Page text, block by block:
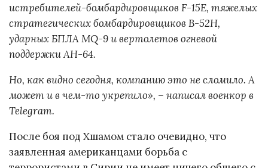
истребителей-бомбардировщиков F-15E, тяжелых
стратегических бомбардировщиков B-52H,
ударных БПЛА MQ-9 и вертолетов огневой
поддержки АН-64.
Но, как видно сегодня, компанию это не сломило. А
может и в чем-то укрепило», – написал военкор в
Telegram.
После боя под Хшамом стало очевидно, что
заявленная американцами борьба с